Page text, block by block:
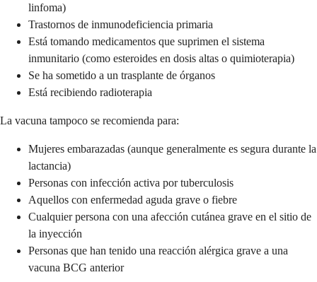
linfoma)
Trastornos de inmunodeficiencia primaria
Está tomando medicamentos que suprimen el sistema
inmunitario (como esteroides en dosis altas o quimioterapia)
Se ha sometido a un trasplante de órganos
Está recibiendo radioterapia
La vacuna tampoco se recomienda para:
Mujeres embarazadas (aunque generalmente es segura durante la
lactancia)
Personas con infección activa por tuberculosis
Aquellos con enfermedad aguda grave o fiebre
Cualquier persona con una afección cutánea grave en el sitio de
la inyección
Personas que han tenido una reacción alérgica grave a una
vacuna BCG anterior